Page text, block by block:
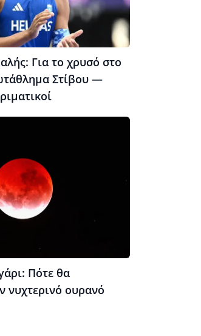
Για το χρυσό στο
Στίβου —
Πότε θα
νυχτερινό ουρανό